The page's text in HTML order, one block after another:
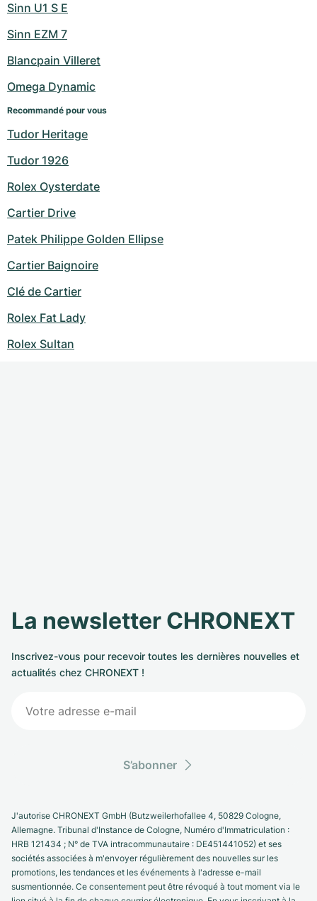
Sinn U1 S E
Sinn EZM 7
Blancpain Villeret
Omega Dynamic
Recommandé pour vous
Tudor Heritage
Tudor 1926
Rolex Oysterdate
Cartier Drive
Patek Philippe Golden Ellipse
Cartier Baignoire
Clé de Cartier
Rolex Fat Lady
Rolex Sultan
La newsletter CHRONEXT
Inscrivez-vous pour recevoir toutes les dernières nouvelles et
actualités chez CHRONEXT !
S’abonner
J'autorise CHRONEXT GmbH (Butzweilerhofallee 4, 50829 Cologne,
Allemagne. Tribunal d'Instance de Cologne, Numéro d'Immatriculation :
HRB 121434 ; N° de TVA intracommunautaire : DE451441052) et ses
sociétés associées à m'envoyer régulièrement des nouvelles sur les
promotions, les tendances et les événements à l'adresse e-mail
susmentionnée. Ce consentement peut être révoqué à tout moment via le